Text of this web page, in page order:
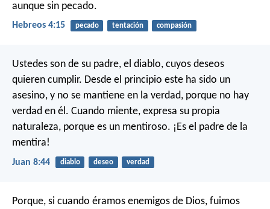
aunque sin pecado.
Hebreos 4:15 pecado tentación compasión
Ustedes son de su padre, el diablo, cuyos deseos
quieren cumplir. Desde el principio este ha sido un
asesino, y no se mantiene en la verdad, porque no hay
verdad en él. Cuando miente, expresa su propia
naturaleza, porque es un mentiroso. ¡Es el padre de la
mentira!
Juan 8:44 diablo deseo verdad
Porque, si cuando éramos enemigos de Dios, fuimos